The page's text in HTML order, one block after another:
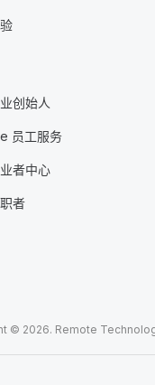
创始人
员工服务
者中心
者
© 2026. Remote